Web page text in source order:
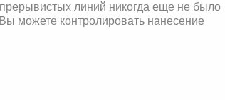
линий никогда еще не было
можете контролировать нанесение